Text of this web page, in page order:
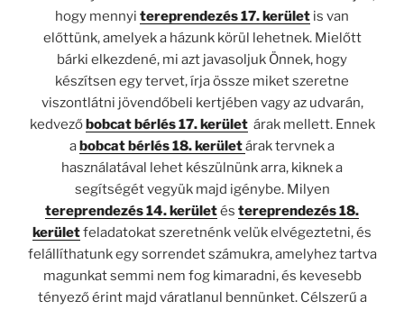
hogy mennyi tereprendezés 17. kerület is van
előttünk, amelyek a házunk körül lehetnek. Mielőtt
bárki elkezdené, mi azt javasoljuk Önnek, hogy
készítsen egy tervet, írja össze miket szeretne
viszontlátni jövendőbeli kertjében vagy az udvarán,
kedvezőbobcat bérlés 17. kerületárak mellett. Ennek
abobcat bérlés 18. kerületárak tervnek a
használatával lehet készülnünk arra, kiknek a
segítségét vegyük majd igénybe. Milyen
tereprendezés 14. kerületés tereprendezés 18.
kerületfeladatokat szeretnénk velük elvégeztetni, és
felállíthatunk egy sorrendet számukra, amelyhez tartva
magunkat semmi nem fog kimaradni, és kevesebb
tényező érint majd váratlanul bennünket. Célszerű a